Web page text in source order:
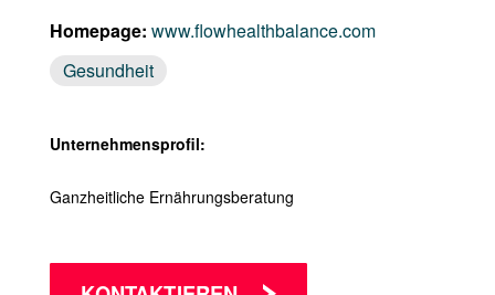
Homepage: www.flowhealthbalance.com
Gesundheit
Unternehmensprofil:
Ganzheitliche Ernährungsberatung